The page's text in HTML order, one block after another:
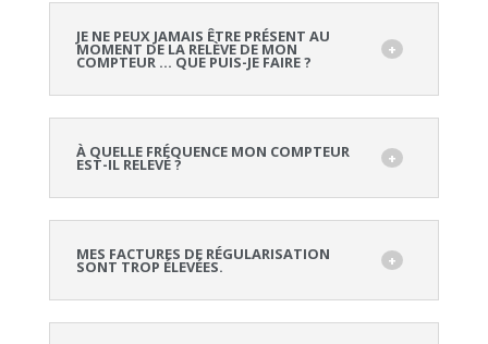
JE NE PEUX JAMAIS ÊTRE PRÉSENT AU
MOMENT DE LA RELÈVE DE MON
COMPTEUR … QUE PUIS-JE FAIRE ?
À QUELLE FRÉQUENCE MON COMPTEUR
EST-IL RELEVÉ ?
MES FACTURES DE RÉGULARISATION
SONT TROP ÉLEVÉES.